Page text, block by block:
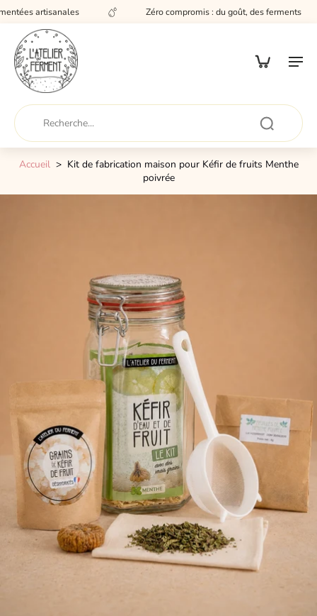
artisanales Zéro compromis : du goût, des ferments
Accueil > Kit de fabrication maison pour Kéfir de fruits Menthe
poivrée